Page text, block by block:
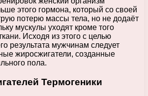
этого гормона, который со своей
потерю массы тела, но не додаёт
мускулы уходят кроме того
Исходя из этого с целью
результата мужчинам следует
жиросжигатели, созданные
пола.
Термогеники